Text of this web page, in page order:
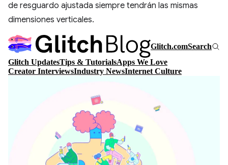
de resguardo ajustada siempre tendrán las mismas
dimensiones verticales.